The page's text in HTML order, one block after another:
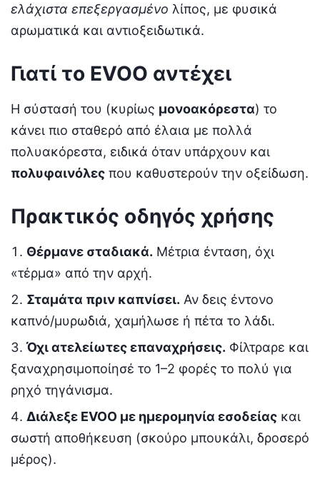
ελάχιστα επεξεργασμένο λίπος, με φυσικά
αρωματικά και αντιοξειδωτικά.
Γιατί το EVOO αντέχει
Η σύστασή του (κυρίως μονοακόρεστα) το
κάνει πιο σταθερό από έλαια με πολλά
πολυακόρεστα, ειδικά όταν υπάρχουν και
πολυφαινόλες που καθυστερούν την οξείδωση.
Πρακτικός οδηγός χρήσης
Θέρμανε σταδιακά. Μέτρια ένταση, όχι
«τέρμα» από την αρχή.
Σταμάτα πριν καπνίσει. Αν δεις έντονο
καπνό/μυρωδιά, χαμήλωσε ή πέτα το λάδι.
Όχι ατελείωτες επαναχρήσεις. Φίλτραρε και
ξαναχρησιμοποίησέ το 1–2 φορές το πολύ για
ρηχό τηγάνισμα.
Διάλεξε EVOO με ημερομηνία εσοδείας και
σωστή αποθήκευση (σκούρο μπουκάλι, δροσερό
μέρος).